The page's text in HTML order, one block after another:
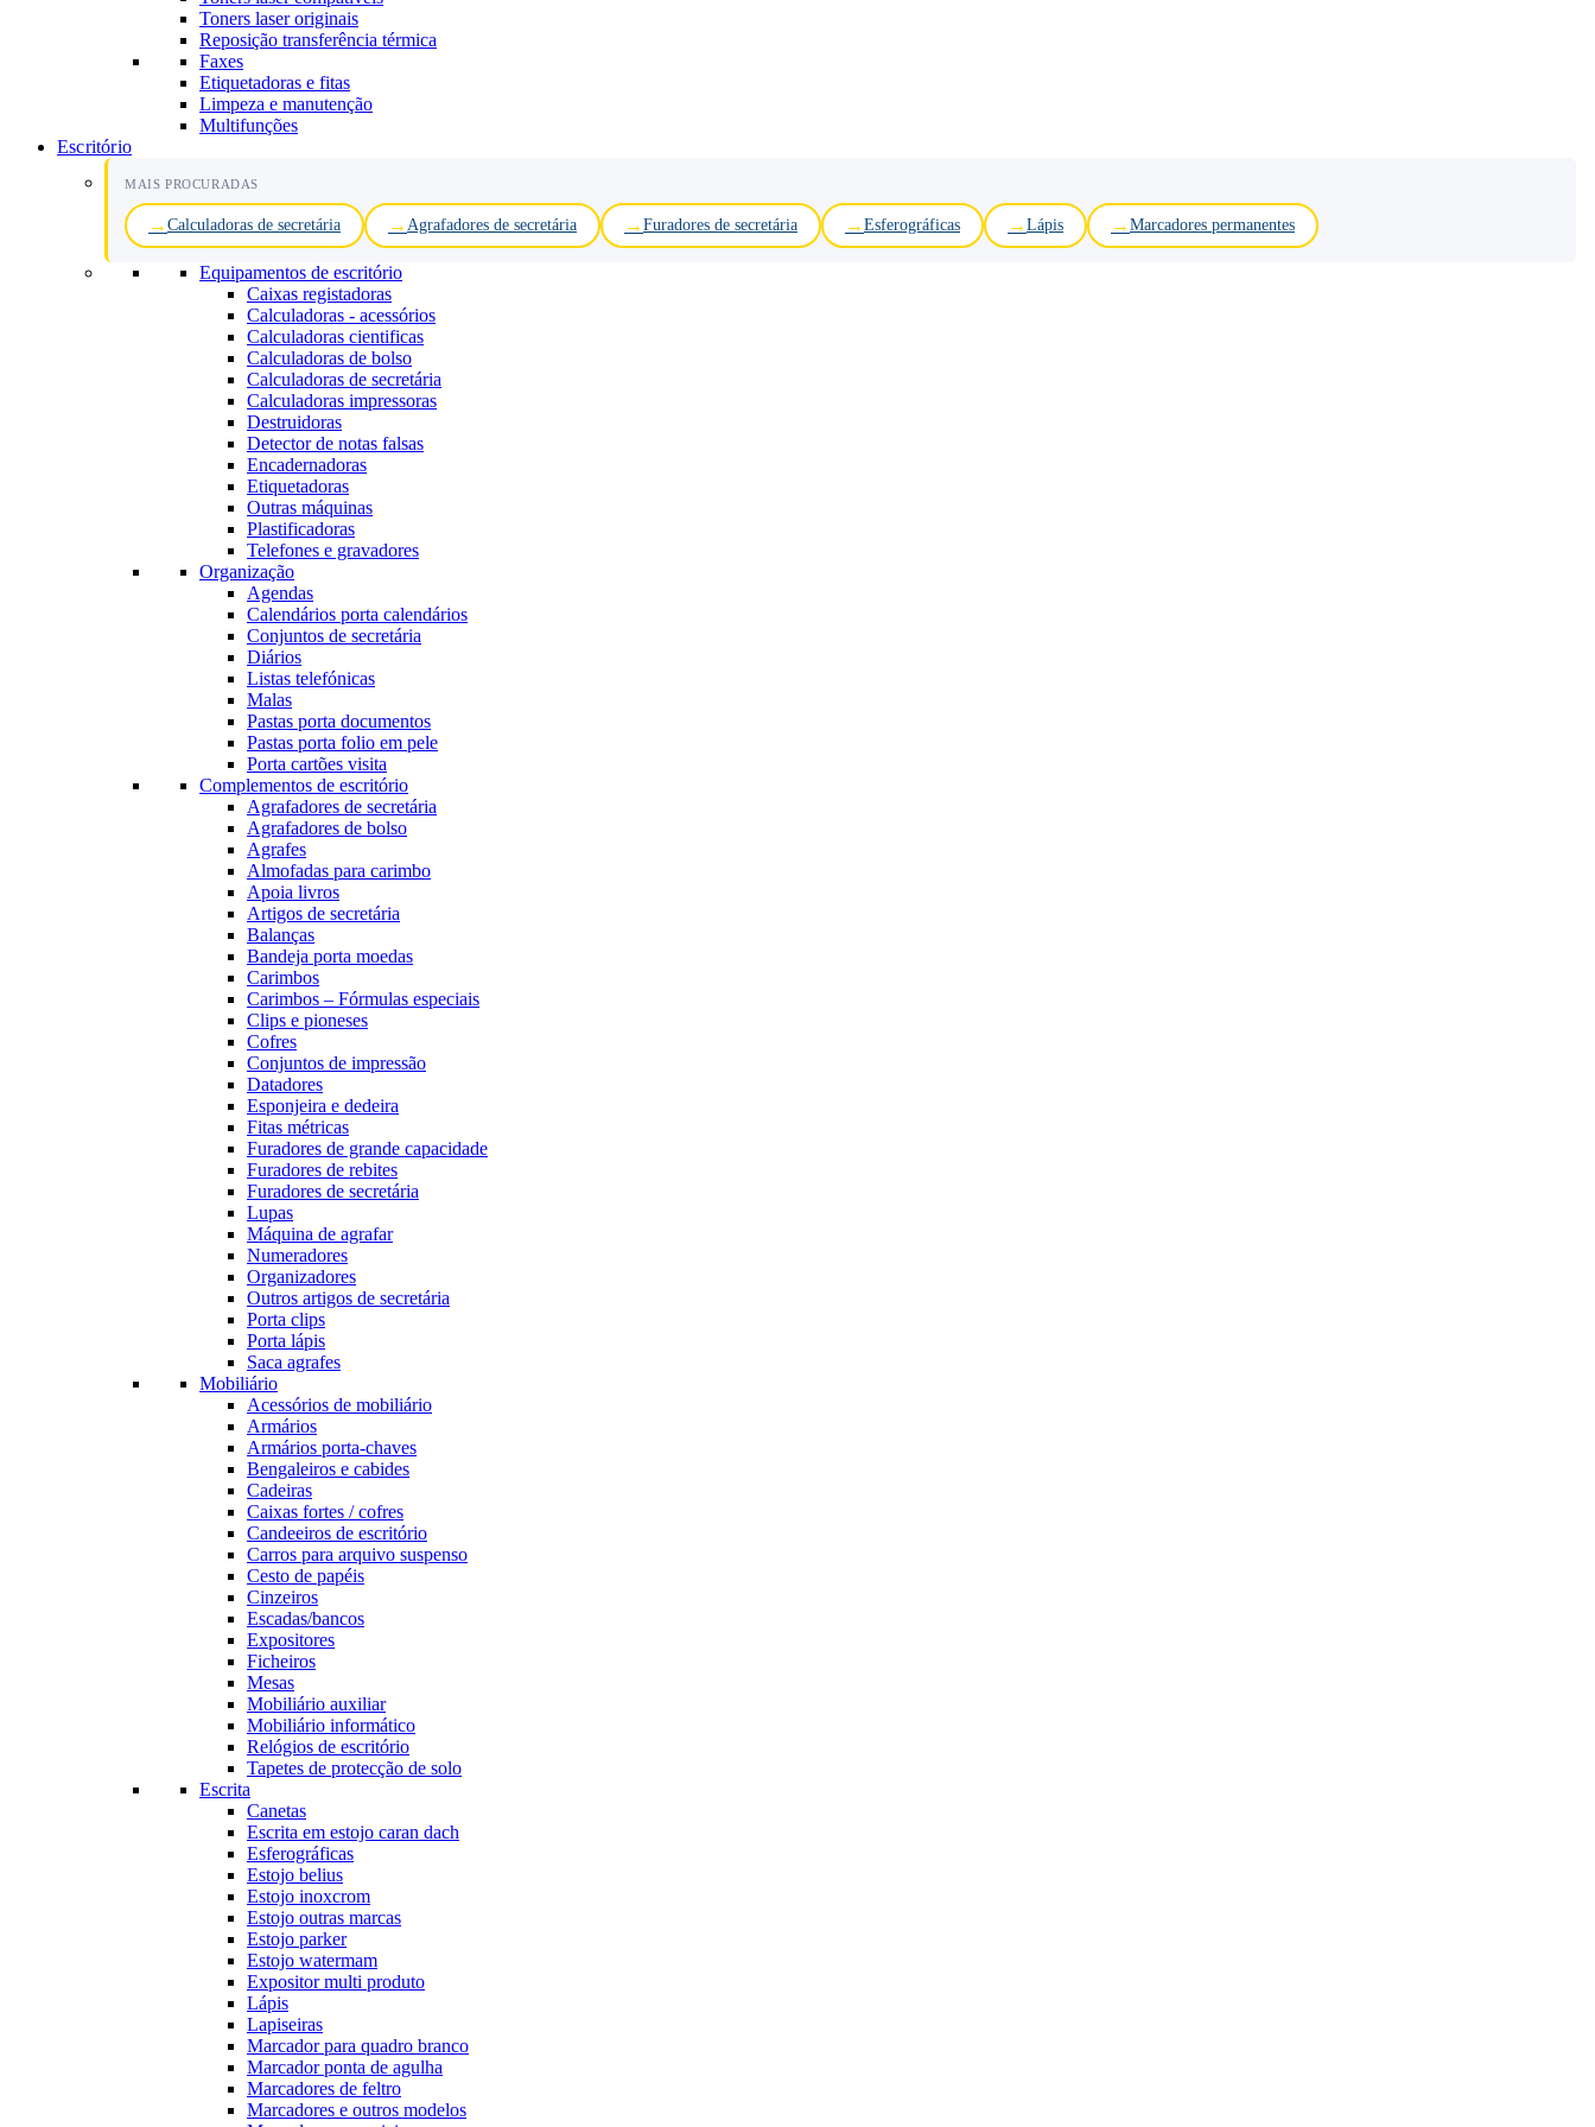
Toners laser originais
Reposição transferência térmica
Faxes
Etiquetadoras e fitas
Limpeza e manutenção
Multifunções
Escritório
MAIS PROCURADAS
Calculadoras de secretária Agrafadores de secretária Furadores de secretária Esferográficas Lápis Marcadores permanentes
Equipamentos de escritório
Caixas registadoras
Calculadoras - acessórios
Calculadoras cientificas
Calculadoras de bolso
Calculadoras de secretária
Calculadoras impressoras
Destruidoras
Detector de notas falsas
Encadernadoras
Etiquetadoras
Outras máquinas
Plastificadoras
Telefones e gravadores
Organização
Agendas
Calendários porta calendários
Conjuntos de secretária
Diários
Listas telefónicas
Malas
Pastas porta documentos
Pastas porta folio em pele
Porta cartões visita
Complementos de escritório
Agrafadores de secretária
Agrafadores de bolso
Agrafes
Almofadas para carimbo
Apoia livros
Artigos de secretária
Balanças
Bandeja porta moedas
Carimbos
Carimbos – Fórmulas especiais
Clips e pioneses
Cofres
Conjuntos de impressão
Datadores
Esponjeira e dedeira
Fitas métricas
Furadores de grande capacidade
Furadores de rebites
Furadores de secretária
Lupas
Máquina de agrafar
Numeradores
Organizadores
Outros artigos de secretária
Porta clips
Porta lápis
Saca agrafes
Mobiliário
Acessórios de mobiliário
Armários
Armários porta-chaves
Bengaleiros e cabides
Cadeiras
Caixas fortes / cofres
Candeeiros de escritório
Carros para arquivo suspenso
Cesto de papéis
Cinzeiros
Escadas/bancos
Expositores
Ficheiros
Mesas
Mobiliário auxiliar
Mobiliário informático
Relógios de escritório
Tapetes de protecção de solo
Escrita
Canetas
Escrita em estojo caran dach
Esferográficas
Estojo belius
Estojo inoxcrom
Estojo outras marcas
Estojo parker
Estojo watermam
Expositor multi produto
Lápis
Lapiseiras
Marcador para quadro branco
Marcador ponta de agulha
Marcadores de feltro
Marcadores e outros modelos